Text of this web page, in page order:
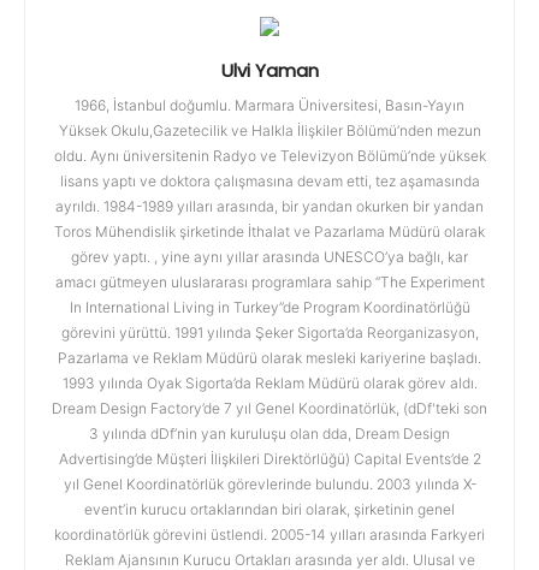
Ulvi Yaman
1966, İstanbul doğumlu. Marmara Üniversitesi, Basın-Yayın
Yüksek Okulu,Gazetecilik ve Halkla İlişkiler Bölümü’nden mezun
oldu. Aynı üniversitenin Radyo ve Televizyon Bölümü’nde yüksek
lisans yaptı ve doktora çalışmasına devam etti, tez aşamasında
ayrıldı. 1984-1989 yılları arasında, bir yandan okurken bir yandan
Toros Mühendislik şirketinde İthalat ve Pazarlama Müdürü olarak
görev yaptı. , yine aynı yıllar arasında UNESCO’ya bağlı, kar
amacı gütmeyen uluslararası programlara sahip “The Experiment
In International Living in Turkey”de Program Koordinatörlüğü
görevini yürüttü. 1991 yılında Şeker Sigorta’da Reorganizasyon,
Pazarlama ve Reklam Müdürü olarak mesleki kariyerine başladı.
1993 yılında Oyak Sigorta’da Reklam Müdürü olarak görev aldı.
Dream Design Factory’de 7 yıl Genel Koordinatörlük, (dDf'teki son
3 yılında dDf’nin yan kuruluşu olan dda, Dream Design
Advertising’de Müşteri İlişkileri Direktörlüğü) Capital Events’de 2
yıl Genel Koordinatörlük görevlerinde bulundu. 2003 yılında X-
event’in kurucu ortaklarından biri olarak, şirketinin genel
koordinatörlük görevini üstlendi. 2005-14 yılları arasında Farkyeri
Reklam Ajansının Kurucu Ortakları arasında yer aldı. Ulusal ve